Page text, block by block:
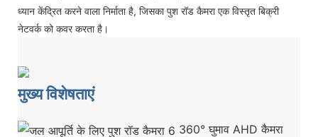
ध्यान केंद्रित करने वाला निर्माता है, जिसका पुश रॉड कैमरा एक विस्तृत बिक्री
नेटवर्क को कवर करता है।
मुख्य विशेषताएं
360° घुमाव AHD कैमरा